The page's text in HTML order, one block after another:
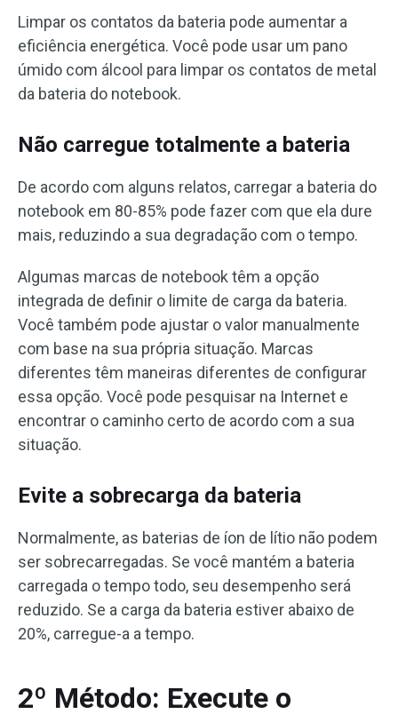
Limpar os contatos da bateria pode aumentar a
eficiência energética. Você pode usar um pano
úmido com álcool para limpar os contatos de metal
da bateria do notebook.
Não carregue totalmente a bateria
De acordo com alguns relatos, carregar a bateria do
notebook em 80-85% pode fazer com que ela dure
mais, reduzindo a sua degradação com o tempo.
Algumas marcas de notebook têm a opção
integrada de definir o limite de carga da bateria.
Você também pode ajustar o valor manualmente
com base na sua própria situação. Marcas
diferentes têm maneiras diferentes de configurar
essa opção. Você pode pesquisar na Internet e
encontrar o caminho certo de acordo com a sua
situação.
Evite a sobrecarga da bateria
Normalmente, as baterias de íon de lítio não podem
ser sobrecarregadas. Se você mantém a bateria
carregada o tempo todo, seu desempenho será
reduzido. Se a carga da bateria estiver abaixo de
20%, carregue-a a tempo.
2º Método: Execute o